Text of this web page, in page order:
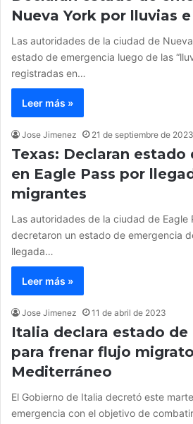
Nueva York por lluvias
Las autoridades de la ciudad de
estado de emergencia luego de las
registradas en…
Leer más »
Jose Jimenez 21 de septiembre de 2023
Texas: Declaran estado
en Eagle Pass por
migrantes
Las autoridades de la ciudad de Eagle
decretaron un estado de emergencia
llegada…
Leer más »
Jose Jimenez 11 de abril de 2023
Italia declara estado de
para frenar flujo
Mediterráneo
El Gobierno de Italia decretó este
emergencia con el objetivo de